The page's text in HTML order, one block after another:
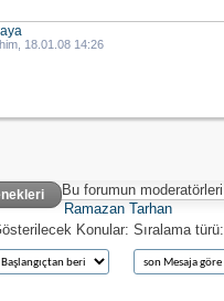
, 18.01.08 14:26
Bu forumun moderatörleri
Ramazan Tarhan
Konular: Sıralama türü: